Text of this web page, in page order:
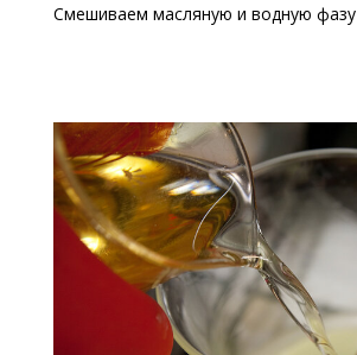
Смешиваем масляную и водную фазу